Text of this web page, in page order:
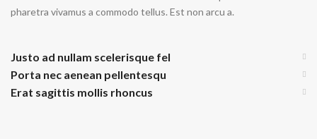
pharetra vivamus a commodo tellus. Est non arcu a.
Justo ad nullam scelerisque fel
Porta nec aenean pellentesqu
Erat sagittis mollis rhoncus